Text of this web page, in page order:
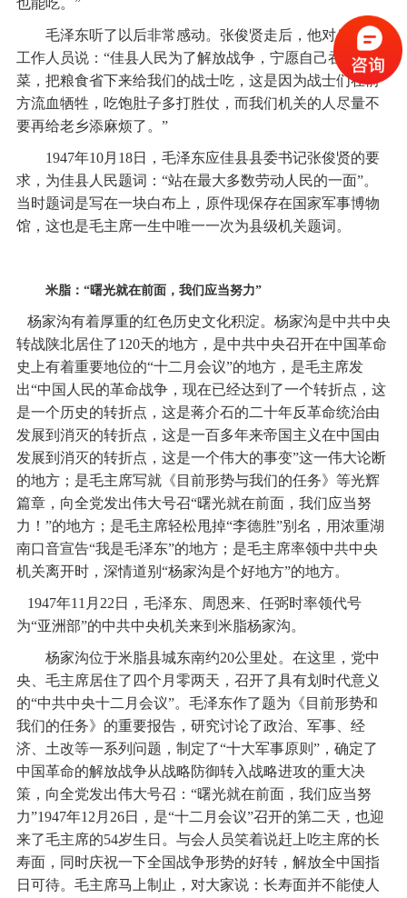
也能吃。”
毛泽东听了以后非常感动。张俊贤走后，他对身边的
工作人员说：“佳县人民为了解放战争，宁愿自己吞糠咽
菜，把粮食省下来给我们的战士吃，这是因为战士们在前
方流血牺牲，吃饱肚子多打胜仗，而我们机关的人尽量不
要再给老乡添麻烦了。”
1947年10月18日，毛泽东应佳县县委书记张俊贤的要
求，为佳县人民题词：“站在最大多数劳动人民的一面”。
当时题词是写在一块白布上，原件现保存在国家军事博物
馆，这也是毛主席一生中唯一一次为县级机关题词。
米脂：“曙光就在前面，我们应当努力”
杨家沟有着厚重的红色历史文化积淀。杨家沟是中共中央
转战陕北居住了120天的地方，是中共中央召开在中国革命
史上有着重要地位的“十二月会议”的地方，是毛主席发
出“中国人民的革命战争，现在已经达到了一个转折点，这
是一个历史的转折点，这是蒋介石的二十年反革命统治由
发展到消灭的转折点，这是一百多年来帝国主义在中国由
发展到消灭的转折点，这是一个伟大的事变”这一伟大论断
的地方；是毛主席写就《目前形势与我们的任务》等光辉
篇章，向全党发出伟大号召“曙光就在前面，我们应当努
力！”的地方；是毛主席轻松甩掉“李德胜”别名，用浓重湖
南口音宣告“我是毛泽东”的地方；是毛主席率领中共中央
机关离开时，深情道别“杨家沟是个好地方”的地方。
1947年11月22日，毛泽东、周恩来、任弼时率领代号
为“亚洲部”的中共中央机关来到米脂杨家沟。
杨家沟位于米脂县城东南约20公里处。在这里，党中
央、毛主席居住了四个月零两天，召开了具有划时代意义
的“中共中央十二月会议”。毛泽东作了题为《目前形势和
我们的任务》的重要报告，研究讨论了政治、军事、经
济、土改等一系列问题，制定了“十大军事原则”，确定了
中国革命的解放战争从战略防御转入战略进攻的重大决
策，向全党发出伟大号召：“曙光就在前面，我们应当努
力”1947年12月26日，是“十二月会议”召开的第二天，也迎
来了毛主席的54岁生日。与会人员笑着说赶上吃主席的长
寿面，同时庆祝一下全国战争形势的好转，解放全中国指
日可待。毛主席马上制止，对大家说：长寿面并不能使人